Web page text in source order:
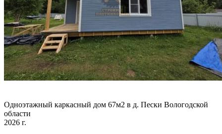
Одноэтажный каркасный дом 67м2 в д. Пески Вологодской
области
2026 г.